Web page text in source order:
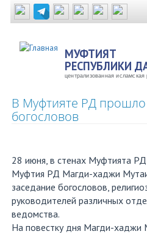
Перейти
содержанию
МУФТИЯТ
РЕСПУБЛИКИ
централизованная исламская
В Муфтияте РД
богословов
28 июня, в стенах Муфтията
Муфтия РД Магди-хаджи
заседание богословов,
руководителей различных
ведомства.
На повестку дня Магди-хаджи